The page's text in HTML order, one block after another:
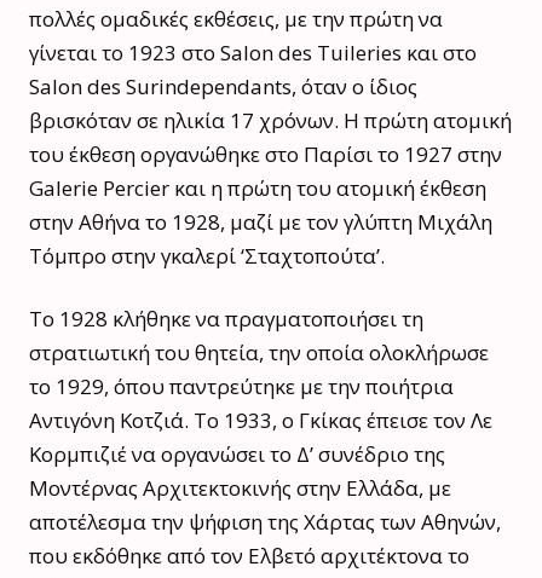
πολλές ομαδικές εκθέσεις, με την πρώτη να
γίνεται το 1923 στο Salon des Tuileries και στο
Salon des Surindependants, όταν ο ίδιος
βρισκόταν σε ηλικία 17 χρόνων. Η πρώτη ατομική
του έκθεση οργανώθηκε στο Παρίσι το 1927 στην
Galerie Percier και η πρώτη του ατομική έκθεση
στην Αθήνα το 1928, μαζί με τον γλύπτη Μιχάλη
Τόμπρο στην γκαλερί ‘Σταχτοπούτα’.
Το 1928 κλήθηκε να πραγματοποιήσει τη
στρατιωτική του θητεία, την οποία ολοκλήρωσε
το 1929, όπου παντρεύτηκε με την ποιήτρια
Αντιγόνη Κοτζιά. Το 1933, ο Γκίκας έπεισε τον Λε
Κορμπιζιέ να οργανώσει το Δ’ συνέδριο της
Μοντέρνας Αρχιτεκτοκινής στην Ελλάδα, με
αποτέλεσμα την ψήφιση της Χάρτας των Αθηνών,
που εκδόθηκε από τον Ελβετό αρχιτέκτονα το